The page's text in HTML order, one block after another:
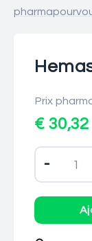
Prix
€ 30,32
-